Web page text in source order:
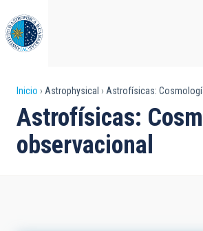
al
contenido
principal
Sobrescribir
enlaces
de
Inicio Astrophysical Astrofísicas:
Astrofísicas:
observacional